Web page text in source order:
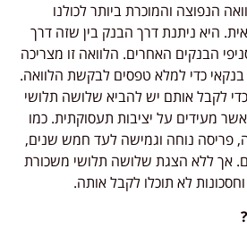
והמוכרת ביותר לכולנו
ניתנת דרך הבנק בין שזה דרך
האחרים. הלוואה זו מצריכה
כדי למלא טפסים לבקשת הלוואה.
אותם יש להביא שלושה תלושי
על יציבות תעסוקתית. כמו
נוחה וגמישה לעד חמש שנים,
ללא הצגת שלושה תלושי משכורת
לא תוכלו לקבל אותה.